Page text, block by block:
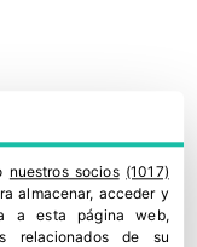
nuestros socios (1017)
almacenar, acceder y
a esta página web,
relacionados de su